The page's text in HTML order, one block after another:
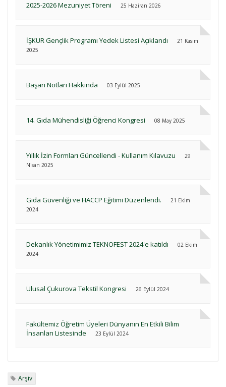
2025-2026 Mezuniyet Töreni 25 Haziran 2026
İŞKUR Gençlik Programı Yedek Listesi Açıklandı
21 Kasım
2025
Başarı Notları Hakkında 03 Eylül 2025
14. Gıda Mühendisliği Öğrenci Kongresi 08 May 2025
Yıllık İzin Formları Güncellendi - Kullanım Kılavuzu
29
Nisan 2025
Gıda Güvenliği ve HACCP Eğitimi Düzenlendi.
21 Ekim
2024
Dekanlık Yönetimimiz TEKNOFEST 2024'e katıldı
02 Ekim
2024
Ulusal Çukurova Tekstil Kongresi 26 Eylül 2024
Fakültemiz Öğretim Üyeleri Dünyanın En Etkili Bilim
İnsanları Listesinde
23 Eylül 2024
Arşiv